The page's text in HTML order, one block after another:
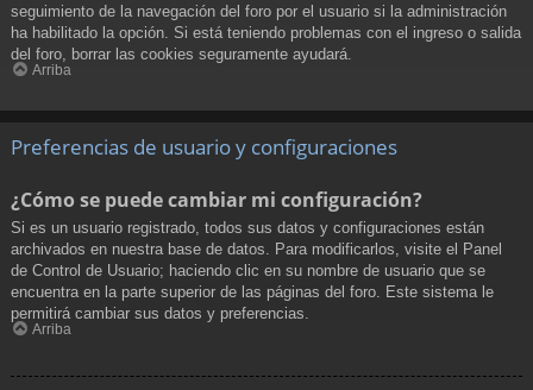
seguimiento de la navegación del foro por el usuario si la administración
ha habilitado la opción. Si está teniendo problemas con el ingreso o salida
del foro, borrar las cookies seguramente ayudará.
Arriba
Preferencias de usuario y configuraciones
¿Cómo se puede cambiar mi configuración?
Si es un usuario registrado, todos sus datos y configuraciones están
archivados en nuestra base de datos. Para modificarlos, visite el Panel
de Control de Usuario; haciendo clic en su nombre de usuario que se
encuentra en la parte superior de las páginas del foro. Este sistema le
permitirá cambiar sus datos y preferencias.
Arriba